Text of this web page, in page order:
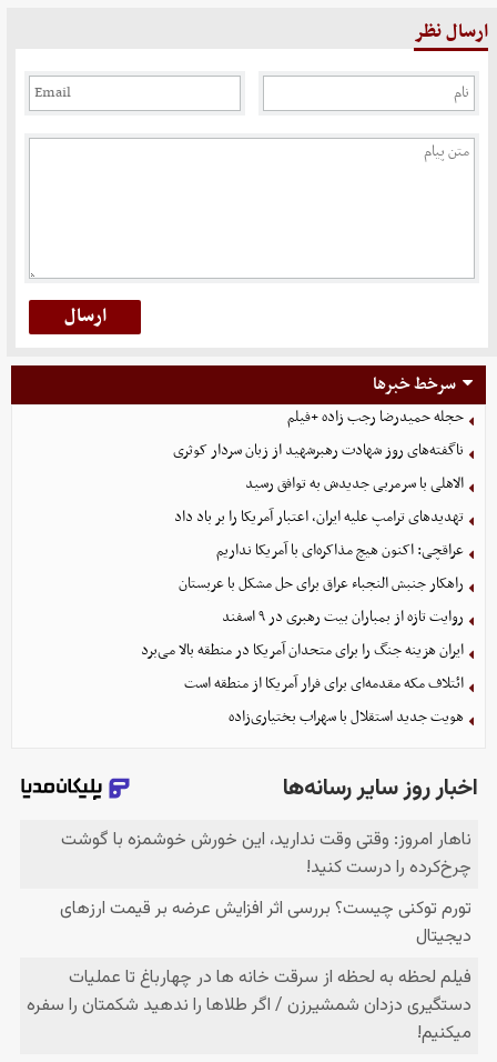
ارسال نظر
سرخط خبرها
حجله حمیدرضا رجب زاده +فیلم
ناگفته‌های روز شهادت رهبرشهید از زبان سردار کوثری
الاهلی با سرمربی جدیدش به توافق رسید
تهدیدهای ترامپ علیه ایران، اعتبار آمریکا را بر باد داد
عراقچی: اکنون هیچ مذاکره‌ای با آمریکا نداریم
راهکار جنبش النجباء عراق برای حل مشکل با عربستان
روایت تازه از بمباران بیت رهبری در ۹ اسفند
ایران هزینه جنگ را برای متحدان آمریکا در منطقه بالا می‌برد
ائتلاف مکه مقدمه‌ای برای فرار آمریکا از منطقه است
هویت جدید استقلال با سهراب بختیاری‌زاده